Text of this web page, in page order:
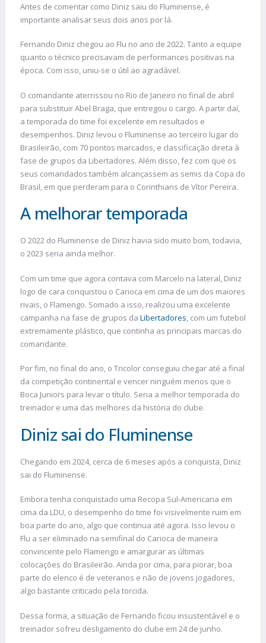
Antes de comentar como Diniz saiu do Fluminense, é
importante analisar seus dois anos por lá.
Fernando Diniz chegou ao Flu no ano de 2022. Tanto a equipe
quanto o técnico precisavam de performances positivas na
época. Com isso, uniu-se o útil ao agradável.
O comandante aterrissou no Rio de Janeiro no final de abril
para substituir Abel Braga, que entregou o cargo. A partir daí,
a temporada do time foi excelente em resultados e
desempenhos. Diniz levou o Fluminense ao terceiro lugar do
Brasileirão, com 70 pontos marcados, e classificação direta à
fase de grupos da Libertadores. Além disso, fez com que os
seus comandados também alcançassem as semis da Copa do
Brasil, em que perderam para o Corinthians de Vítor Pereira.
A melhorar temporada
O 2022 do Fluminense de Diniz havia sido muito bom, todavia,
o 2023 seria ainda melhor.
Com um time que agora contava com Marcelo na lateral, Diniz
logo de cara conquistou o Carioca em cima de um dos maiores
rivais, o Flamengo. Somado a isso, realizou uma excelente
campanha na fase de grupos da Libertadores, com um futebol
extremamente plástico, que continha as principais marcas do
comandante.
Por fim, no final do ano, o Tricolor conseguiu chegar até a final
da competição continental e vencer ninguém menos que o
Boca Juniors para levar o título. Seria a melhor temporada do
treinador e uma das melhores da história do clube.
Diniz sai do Fluminense
Chegando em 2024, cerca de 6 meses após a conquista, Diniz
sai do Fluminense.
Embora tenha conquistado uma Recopa Sul-Americana em
cima da LDU, o desempenho do time foi visivelmente ruim em
boa parte do ano, algo que continua até agora. Isso levou o
Flu a ser eliminado na semifinal do Carioca de maneira
convincente pelo Flamengo e amargurar as últimas
colocações do Brasileirão. Ainda por cima, para piorar, boa
parte do elenco é de veteranos e não de jovens jogadores,
algo bastante criticado pela torcida.
Dessa forma, a situação de Fernando ficou insustentável e o
treinador sofreu desligamento do clube em 24 de junho.